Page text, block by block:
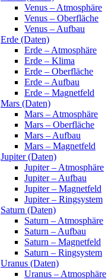
Venus – Atmosphäre
Venus – Oberfläche
Venus – Aufbau
Erde (Daten)
Erde – Atmosphäre
Erde – Klima
Erde – Oberfläche
Erde – Aufbau
Erde – Magnetfeld
Mars (Daten)
Mars – Atmosphäre
Mars – Oberfläche
Mars – Aufbau
Mars – Magnetfeld
Jupiter (Daten)
Jupiter – Atmosphäre
Jupiter – Aufbau
Jupiter – Magnetfeld
Jupiter – Ringsystem
Saturn (Daten)
Saturn – Atmosphäre
Saturn – Aufbau
Saturn – Magnetfeld
Saturn – Ringsystem
Uranus (Daten)
Uranus – Atmosphäre